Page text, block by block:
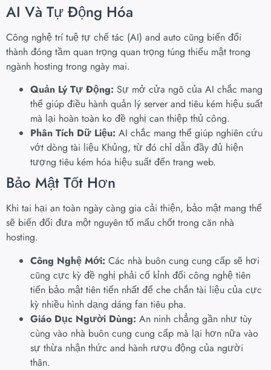
AI Và Tự Động Hóa
Công nghệ trí tuệ tự chế tác (AI) and auto cũng biến đổi
thành đóng tầm quan trọng quan trọng túng thiếu mật trong
ngành hosting trong ngày mai.
Quản Lý Tự Động: Sự mở cửa ngõ của AI chắc mang
thể giúp điều hành quản lý server and tiêu kém hiệu suất
mà lại hoàn toàn ko đề nghị can thiệp thủ công.
Phân Tích Dữ Liệu: AI chắc mang thể giúp nghiên cứu
vớt dòng tài liệu Khủng, từ đó chỉ dẫn đầy đủ hiện
tượng tiêu kém hóa hiệu suất đến trang web.
Bảo Mật Tốt Hơn
Khi tai hại an toàn ngày càng gia cải thiện, bảo mật mang thể
sẽ biến đổi đưa một nguyên tố mấu chốt trong căn nhà
hosting.
Công Nghệ Mới: Các nhà buôn cung cung cấp sẽ hơi
cũng cực kỳ đề nghị phải cố kỉnh đổi công nghệ tiên
tiến bảo mật tiên tiến nhất để che chắn tài liệu của cực
kỳ nhiều hình dạng dáng fan tiêu pha.
Giáo Dục Người Dùng: An ninh chẳng gần như tùy
cùng vào nhà buôn cung cung cấp mà lại hơn nữa vào
sự thừa nhận thức and hành rượu động của người
thân.